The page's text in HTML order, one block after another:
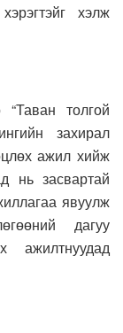
хэлж
толгой
захирал
ажил хийж
нь засвартай
явуулж
дагуу
ажилтнуудад